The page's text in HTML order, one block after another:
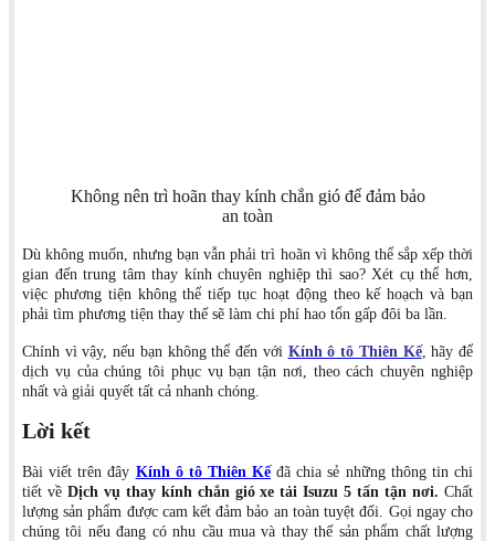
Không nên trì hoãn thay kính chắn gió để đảm bảo
an toàn
Dù không muốn, nhưng bạn vẫn phải trì hoãn vì không thể sắp xếp thời
gian đến trung tâm thay kính chuyên nghiệp thì sao? Xét cụ thể hơn,
việc phương tiện không thể tiếp tục hoạt động theo kế hoạch và bạn
phải tìm phương tiện thay thế sẽ làm chi phí hao tổn gấp đôi ba lần.
Chính vì vậy, nếu bạn không thể đến với Kính ô tô Thiên Kế, hãy để
dịch vụ của chúng tôi phục vụ bạn tận nơi, theo cách chuyên nghiệp
nhất và giải quyết tất cả nhanh chóng.
Lời kết
Bài viết trên đây Kính ô tô Thiên Kế đã chia sẻ những thông tin chi
tiết về Dịch vụ thay kính chắn gió xe tải Isuzu 5 tấn tận nơi. Chất
lượng sản phẩm được cam kết đảm bảo an toàn tuyệt đối. Gọi ngay cho
chúng tôi nếu đang có nhu cầu mua và thay thế sản phẩm chất lượng